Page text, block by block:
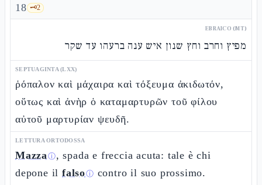
18 🗝️2
EBRAICO (MT)
מפיץ וחרב וחץ שנון איש ענה ברעהו עד שקר
SEPTUAGINTA (LXX)
ῥόπαλον καὶ μάχαιρα καὶ τόξευμα ἀκιδωτόν,
οὕτως καὶ ἀνὴρ ὁ καταμαρτυρῶν τοῦ φίλου
αὐτοῦ μαρτυρίαν ψευδῆ.
LETTURA ORTODOSSA
Mazzaⓘ, spada e freccia acuta: tale è chi
depone ilfalsoⓘ contro il suo prossimo.